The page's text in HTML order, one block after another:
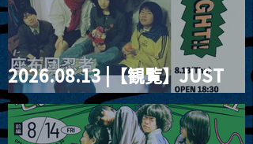
2026.08.13 |【観覧】JUST
RIGHT!! vol.26